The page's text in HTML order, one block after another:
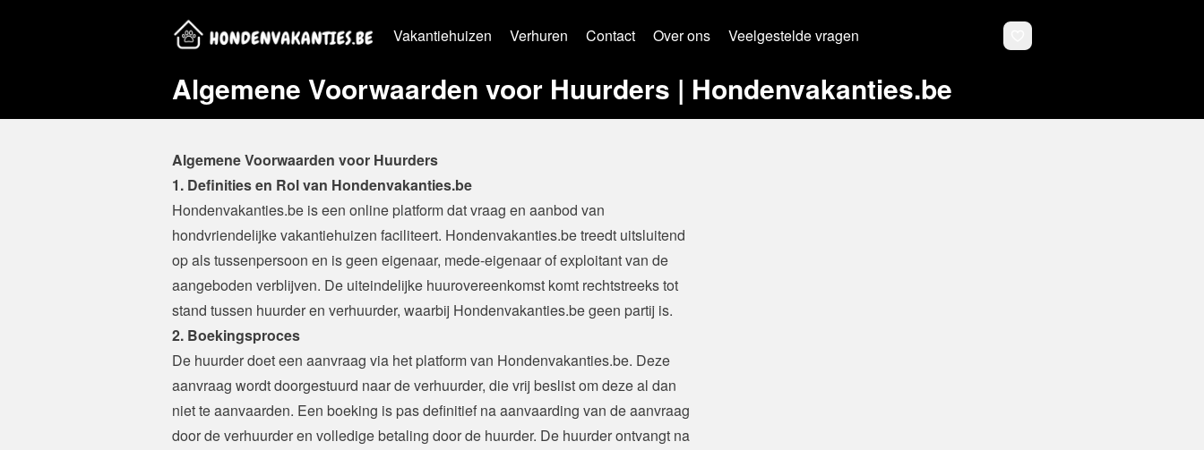
Vakantiehuizen Verhuren Contact Over ons Veelgestelde vragen
Algemene Voorwaarden voor Huurders | Hondenvakanties.be
Algemene Voorwaarden voor Huurders
1. Definities en Rol van Hondenvakanties.be
Hondenvakanties.be is een online platform dat vraag en aanbod van
hondvriendelijke vakantiehuizen faciliteert. Hondenvakanties.be treedt uitsluitend
op als tussenpersoon en is geen eigenaar, mede-eigenaar of exploitant van de
aangeboden verblijven. De uiteindelijke huurovereenkomst komt rechtstreeks tot
stand tussen huurder en verhuurder, waarbij Hondenvakanties.be geen partij is.
2. Boekingsproces
De huurder doet een aanvraag via het platform van Hondenvakanties.be. Deze
aanvraag wordt doorgestuurd naar de verhuurder, die vrij beslist om deze al dan
niet te aanvaarden. Een boeking is pas definitief na aanvaarding van de aanvraag
door de verhuurder en volledige betaling door de huurder. De huurder ontvangt na